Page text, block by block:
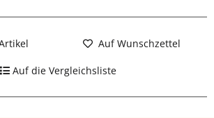
Auf Wunschzettel
Auf die Vergleichsliste